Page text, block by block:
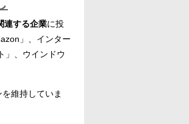
連する企業に投
」、インター
」、ウインドウ
維持していま